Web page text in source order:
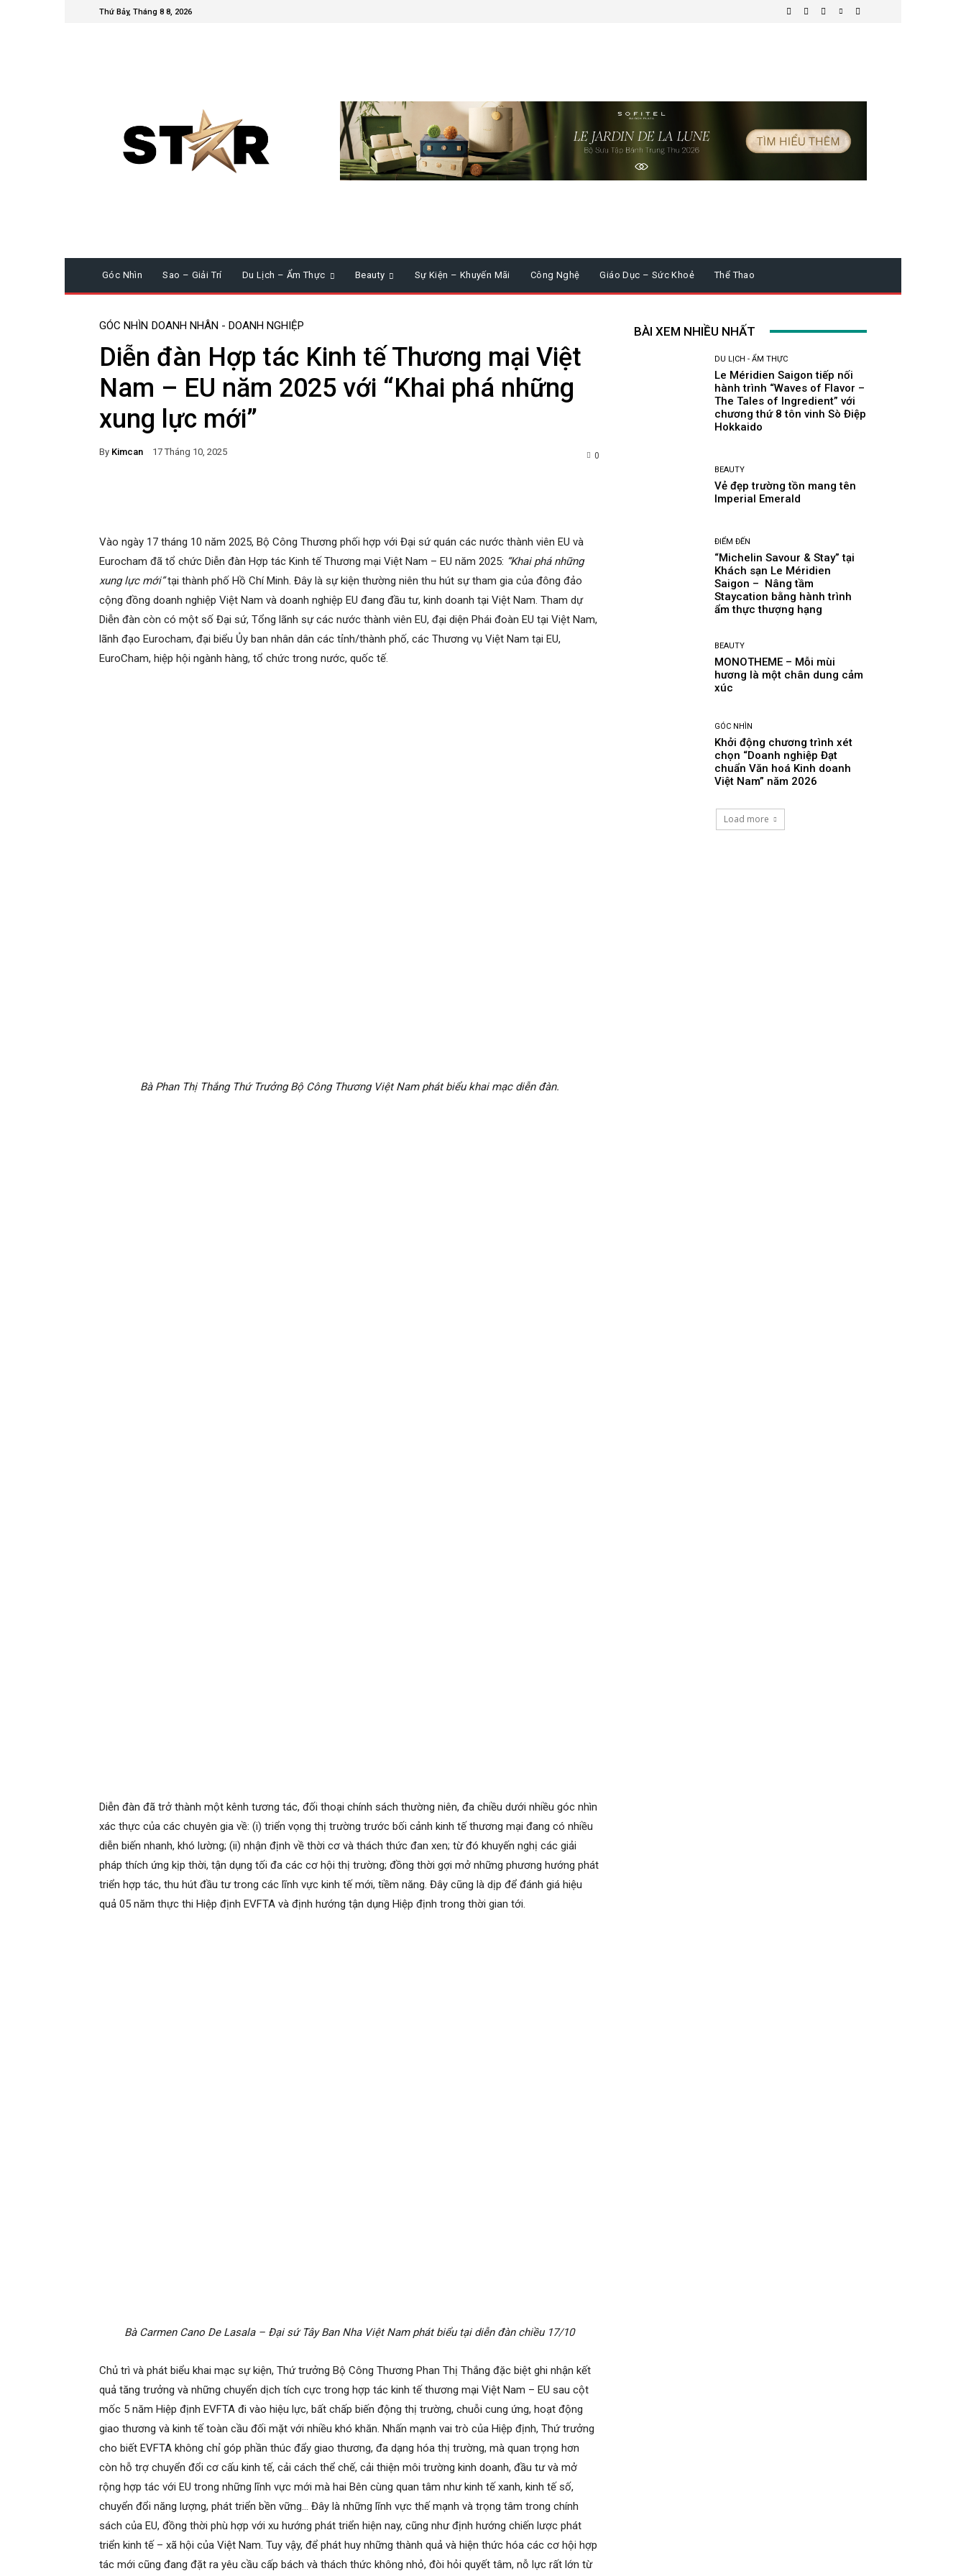
Thứ Bảy, Tháng 8 8, 2026
Góc Nhìn Sao – Giải Trí Du Lịch – Ẩm Thực Beauty Sự Kiện – Khuyến Mãi Công Nghệ Giáo Dục – Sức Khoẻ Thể Thao
GÓC NHÌN DOANH NHÂN - DOANH NGHIỆP
Diễn đàn Hợp tác Kinh tế Thương mại Việt
Nam – EU năm 2025 với “Khai phá những
xung lực mới”
By Kimcan 17 Tháng 10, 2025 0
Vào ngày 17 tháng 10 năm 2025, Bộ Công Thương phối hợp với Đại sứ quán các nước thành viên EU và
Eurocham đã tổ chức Diễn đàn Hợp tác Kinh tế Thương mại Việt Nam – EU năm 2025: “Khai phá những
xung lực mới”tại thành phố Hồ Chí Minh. Đây là sự kiện thường niên thu hút sự tham gia của đông đảo
cộng đồng doanh nghiệp Việt Nam và doanh nghiệp EU đang đầu tư, kinh doanh tại Việt Nam. Tham dự
Diễn đàn còn có một số Đại sứ, Tổng lãnh sự các nước thành viên EU, đại diện Phái đoàn EU tại Việt Nam,
lãnh đạo Eurocham, đại biểu Ủy ban nhân dân các tỉnh/thành phố, các Thương vụ Việt Nam tại EU,
EuroCham, hiệp hội ngành hàng, tổ chức trong nước, quốc tế.
Bà Phan Thị Thắng Thứ Trưởng Bộ Công Thương Việt Nam phát biểu khai mạc diễn đàn.
Diễn đàn đã trở thành một kênh tương tác, đối thoại chính sách thường niên, đa chiều dưới nhiều góc nhìn
xác thực của các chuyên gia về: (i) triển vọng thị trường trước bối cảnh kinh tế thương mại đang có nhiều
diễn biến nhanh, khó lường; (ii) nhận định về thời cơ và thách thức đan xen; từ đó khuyến nghị các giải
pháp thích ứng kịp thời, tận dụng tối đa các cơ hội thị trường; đồng thời gợi mở những phương hướng phát
triển hợp tác, thu hút đầu tư trong các lĩnh vực kinh tế mới, tiềm năng. Đây cũng là dịp để đánh giá hiệu
quả 05 năm thực thi Hiệp định EVFTA và định hướng tận dụng Hiệp định trong thời gian tới.
Bà Carmen Cano De Lasala – Đại sứ Tây Ban Nha Việt Nam phát biểu tại diễn đàn chiều 17/10
Chủ trì và phát biểu khai mạc sự kiện, Thứ trưởng Bộ Công Thương Phan Thị Thắng đặc biệt ghi nhận kết
quả tăng trưởng và những chuyển dịch tích cực trong hợp tác kinh tế thương mại Việt Nam – EU sau cột
mốc 5 năm Hiệp định EVFTA đi vào hiệu lực, bất chấp biến động thị trường, chuỗi cung ứng, hoạt động
giao thương và kinh tế toàn cầu đối mặt với nhiều khó khăn. Nhấn mạnh vai trò của Hiệp định, Thứ trưởng
cho biết EVFTA không chỉ góp phần thúc đẩy giao thương, đa dạng hóa thị trường, mà quan trọng hơn
còn hỗ trợ chuyển đổi cơ cấu kinh tế, cải cách thể chế, cải thiện môi trường kinh doanh, đầu tư và mở
rộng hợp tác với EU trong những lĩnh vực mới mà hai Bên cùng quan tâm như kinh tế xanh, kinh tế số,
chuyển đổi năng lượng, phát triển bền vững… Đây là những lĩnh vực thế mạnh và trọng tâm trong chính
sách của EU, đồng thời phù hợp với xu hướng phát triển hiện nay, cũng như định hướng chiến lược phát
triển kinh tế – xã hội của Việt Nam. Tuy vậy, để phát huy những thành quả và hiện thức hóa các cơ hội hợp
tác mới cũng đang đặt ra yêu cầu cấp bách và thách thức không nhỏ, đòi hỏi quyết tâm, nỗ lực rất lớn từ
BÀI XEM NHIỀU NHẤT
DU LỊCH - ẨM THỰC
Le Méridien Saigon tiếp nối
hành trình “Waves of Flavor –
The Tales of Ingredient” với
chương thứ 8 tôn vinh Sò Điệp
Hokkaido
BEAUTY
Vẻ đẹp trường tồn mang tên
Imperial Emerald
ĐIỂM ĐẾN
“Michelin Savour & Stay” tại
Khách sạn Le Méridien
Saigon – Nâng tầm
Staycation bằng hành trình
ẩm thực thượng hạng
BEAUTY
MONOTHEME – Mỗi mùi
hương là một chân dung cảm
xúc
GÓC NHÌN
Khởi động chương trình xét
chọn “Doanh nghiệp Đạt
chuẩn Văn hoá Kinh doanh
Việt Nam” năm 2026
Load more